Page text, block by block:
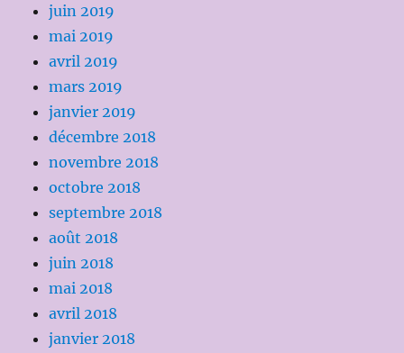
juin 2019
mai 2019
avril 2019
mars 2019
janvier 2019
décembre 2018
novembre 2018
octobre 2018
septembre 2018
août 2018
juin 2018
mai 2018
avril 2018
janvier 2018